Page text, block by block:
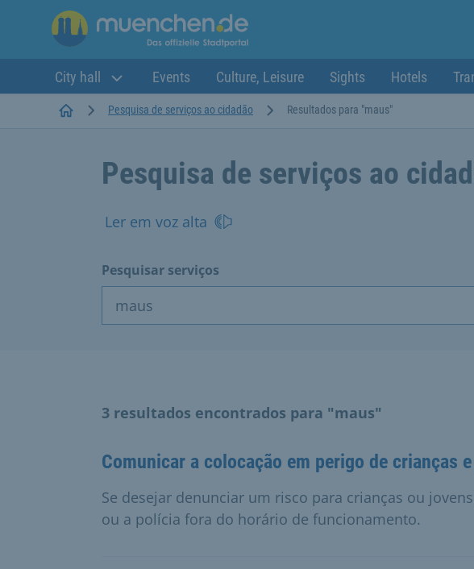
City hall Events Culture, Leisure Sights Hotels
StartseitePesquisa de serviços ao cidadão Resultados para "maus"
Pesquisa de serviços ao
Ler em voz alta
Pesquisar serviços
3 resultados encontrados para "maus"
Comunicar a colocação em perigo de crianças
Se desejar denunciar um risco para crianças ou
ou a polícia fora do horário de funcionamento.